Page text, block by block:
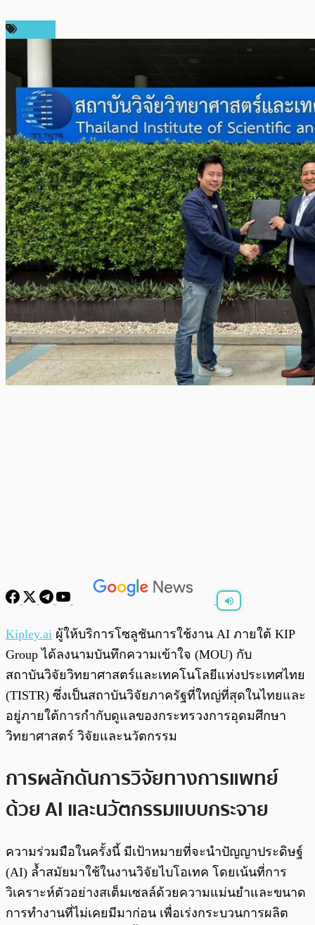
พร้อมเล่น /0:00
Kipley.ai ผู้ให้บริการโซลูชันการใช้งาน AI ภายใต้ KIP
Group ได้ลงนามบันทึกความเข้าใจ (MOU) กับ
สถาบันวิจัยวิทยาศาสตร์และเทคโนโลยีแห่งประเทศไทย
(TISTR) ซึ่งเป็นสถาบันวิจัยภาครัฐที่ใหญ่ที่สุดในไทยและ
อยู่ภายใต้การกำกับดูแลของกระทรวงการอุดมศึกษา
วิทยาศาสตร์ วิจัยและนวัตกรรม
การผลักดันการวิจัยทางการแพทย์
ด้วย AI และนวัตกรรมแบบกระจาย
ความร่วมมือในครั้งนี้ มีเป้าหมายที่จะนำปัญญาประดิษฐ์
(AI) ล้ำสมัยมาใช้ในงานวิจัยไบโอเทค โดยเน้นที่การ
วิเคราะห์ตัวอย่างสเต็มเซลล์ด้วยความแม่นยำและขนาด
การทำงานที่ไม่เคยมีมาก่อน เพื่อเร่งกระบวนการผลิต